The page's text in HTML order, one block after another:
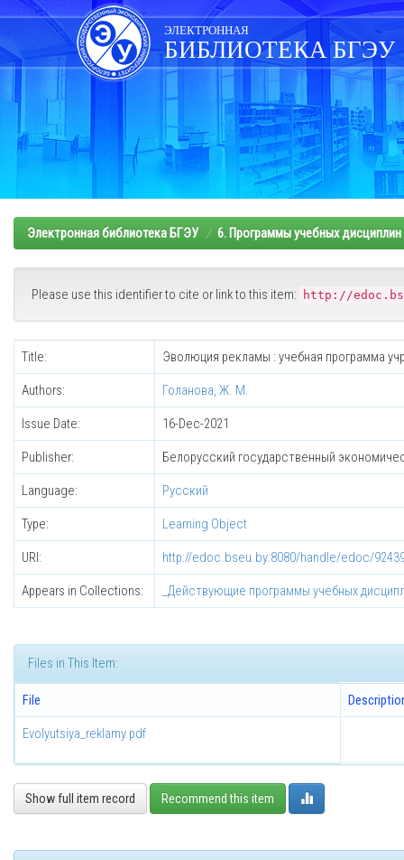
Skip
navigation
ЭЛЕКТРОННАЯ
БИБЛИОТЕКА БГЭУ
Электронная библиотека БГЭУ 6. Программы учебных
Please use this identifier to cite or link to this item: http://
Title: Эволюция рекламы : учебная программа
Authors: Голанова, Ж. М.
Issue Date: 16-Dec-2021
Publisher: Белорусский государственный
Language: Русский
Type: Learning Object
URI: http://edoc.bseu.by:8080/handle/edoc/
Appears in Collections: _Действующие программы учебных
Files in This Item:
File
Evolyutsiya_reklamy.pdf
Show full item record Recommend this item